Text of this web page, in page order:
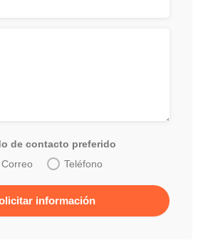
de contacto preferido
Correo
Teléfono